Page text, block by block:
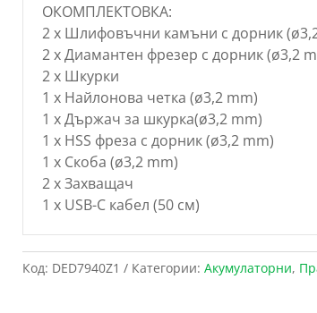
ОКОМПЛЕКТОВКА:
2 х Шлифовъчни камъни с дорник
2 х Диамантен фрезер с дорник (ø3,2
2 х Шкурки
1 х Найлонова четка (ø3,2 mm)
1 х Държач за шкурка(ø3,2 mm)
1 х HSS фреза с дорник (ø3,2 mm)
1 х Скоба (ø3,2 mm)
2 х Захващач
1 х USB-C кабел (50 см)
Код: DED7940Z1 Категории: Акумулаторни,